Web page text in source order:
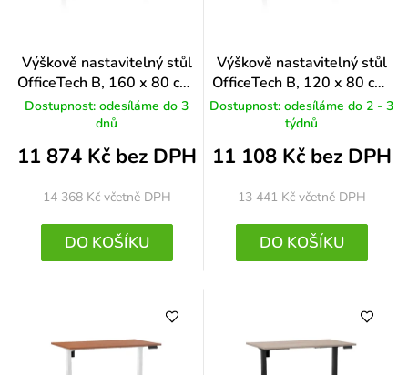
Výškově nastavitelný stůl
OfficeTech B, 160 x 80 cm,
bílá podnož, třešeň
Dostupnost: odesíláme do 3
dnů
11 874 Kč bez DPH
14 368 Kč včetně DPH
DO KOŠÍKU
Výškově nastavitelný stůl
OfficeTech B, 120 x 80 cm,
černá podnož, černá
Dostupnost: odesíláme do 2 - 3
týdnů
11 108 Kč bez DPH
13 441 Kč včetně DPH
DO KOŠÍKU